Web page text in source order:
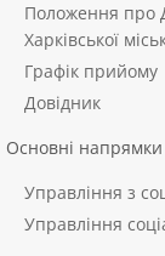
Положення про
Харківської
Графік прийому
Довідник
Основні напрямки
Управління з
Управління